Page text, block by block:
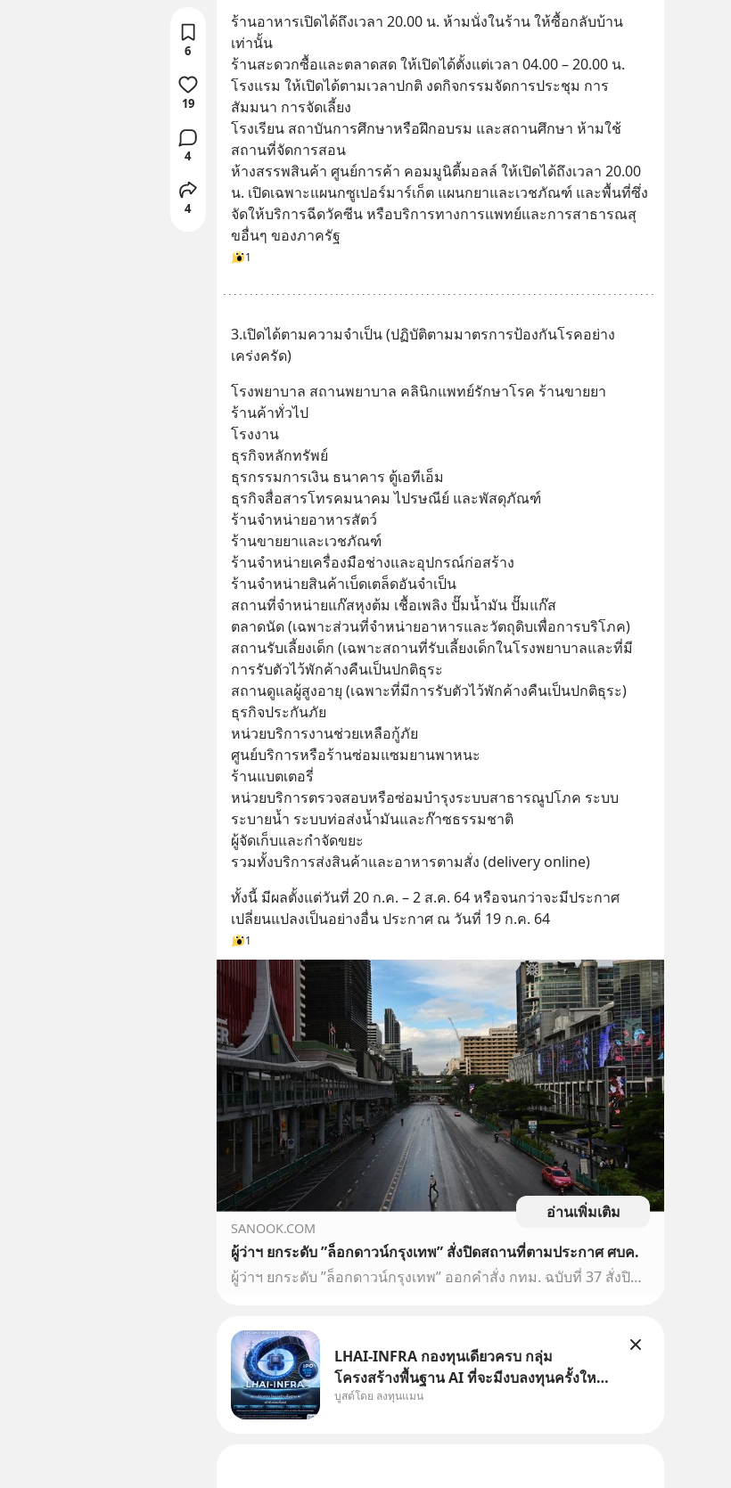
ร้านอาหารเปิดได้ถึงเวลา 20.00 น. ห้ามนั่งในร้าน ให้ซื้อกลับบ้าน
เท่านั้น
ร้านสะดวกซื้อและตลาดสด ให้เปิดได้ตั้งแต่เวลา 04.00 – 20.00 น.
โรงแรม ให้เปิดได้ตามเวลาปกติ งดกิจกรรมจัดการประชุม การ
สัมมนา การจัดเลี้ยง
โรงเรียน สถาบันการศึกษาหรือฝึกอบรม และสถานศึกษา ห้ามใช้
สถานที่จัดการสอน
ห้างสรรพสินค้า ศูนย์การค้า คอมมูนิตี้มอลล์ ให้เปิดได้ถึงเวลา 20.00
น. เปิดเฉพาะแผนกซูเปอร์มาร์เก็ต แผนกยาและเวชภัณฑ์ และพื้นที่ซึ่ง
จัดให้บริการฉีดวัคซีน หรือบริการทางการแพทย์และการสาธารณสุ
ขอื่นๆ ของภาครัฐ
1
3.เปิดได้ตามความจำเป็น (ปฏิบัติตามมาตรการป้องกันโรคอย่าง
เคร่งครัด)
โรงพยาบาล สถานพยาบาล คลินิกแพทย์รักษาโรค ร้านขายยา
ร้านค้าทั่วไป
โรงงาน
ธุรกิจหลักทรัพย์
ธุรกรรมการเงิน ธนาคาร ตู้เอทีเอ็ม
ธุรกิจสื่อสารโทรคมนาคม ไปรษณีย์ และพัสดุภัณฑ์
ร้านจำหน่ายอาหารสัตว์
ร้านขายยาและเวชภัณฑ์
ร้านจำหน่ายเครื่องมือช่างและอุปกรณ์ก่อสร้าง
ร้านจำหน่ายสินค้าเบ็ดเตล็ดอันจำเป็น
สถานที่จำหน่ายแก๊สหุงต้ม เชื้อเพลิง ปั๊มน้ำมัน ปั๊มแก๊ส
ตลาดนัด (เฉพาะส่วนที่จำหน่ายอาหารและวัตถุดิบเพื่อการบริโภค)
สถานรับเลี้ยงเด็ก (เฉพาะสถานที่รับเลี้ยงเด็กในโรงพยาบาลและที่มี
การรับตัวไว้พักค้างคืนเป็นปกติธุระ
สถานดูแลผู้สูงอายุ (เฉพาะที่มีการรับตัวไว้พักค้างคืนเป็นปกติธุระ)
ธุรกิจประกันภัย
หน่วยบริการงานช่วยเหลือกู้ภัย
ศูนย์บริการหรือร้านซ่อมแซมยานพาหนะ
ร้านแบตเตอรี่
หน่วยบริการตรวจสอบหรือซ่อมบำรุงระบบสาธารณูปโภค ระบบ
ระบายน้ำ ระบบท่อส่งน้ำมันและก๊าซธรรมชาติ
ผู้จัดเก็บและกำจัดขยะ
รวมทั้งบริการส่งสินค้าและอาหารตามสั่ง (delivery online)
ทั้งนี้ มีผลตั้งแต่วันที่ 20 ก.ค. – 2 ส.ค. 64 หรือจนกว่าจะมีประกาศ
เปลี่ยนแปลงเป็นอย่างอื่น ประกาศ ณ วันที่ 19 ก.ค. 64
1
อ่านเพิ่มเติม
SANOOK.COM
ผู้ว่าฯ ยกระดับ ”ล็อกดาวน์กรุงเทพ” สั่งปิดสถานที่ตามประกาศ ศบค.
ผู้ว่าฯ ยกระดับ ”ล็อกดาวน์กรุงเทพ” ออกคำสั่ง กทม. ฉบับที่ 37 สั่งปิดสถานที่เป็นการชั่วคราว บังคับใช้อย่างจริงจังเพิ่มเติมขึ้น ตามมติ ศบค. ในพื้นที่สีแดงเข้ม
6
19
4
4
LHAI-INFRA กองทุนเดียวครบ กลุ่ม
โครงสร้างพื้นฐาน AI ที่จะมีงบลงทุนครั้งใหญ่
ในประวัติศาสตร์ ที่เรียกว่า AI Supercycle
บูสต์โดย ลงทุนแมน